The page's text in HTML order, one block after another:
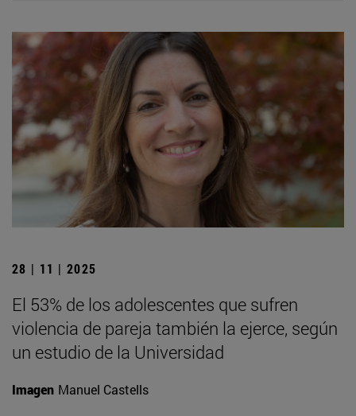
28 | 11 | 2025
El 53% de los adolescentes que sufren
violencia de pareja también la ejerce, según
un estudio de la Universidad
Imagen Manuel Castells